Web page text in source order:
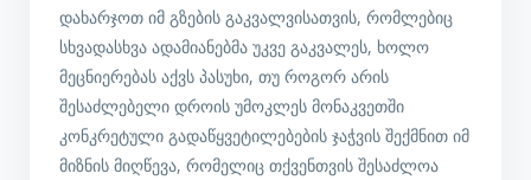
დახარჯოთ იმ გზების გაკვალვისათვის, რომლებიც
სხვადასხვა ადამიანებმა უკვე გაკვალეს, ხოლო
მეცნიერებას აქვს პასუხი, თუ როგორ არის
შესაძლებელი დროის უმოკლეს მონაკვეთში
კონკრეტული გადაწყვეტილებების ჯაჭვის შექმნით იმ
მიზნის მიღწევა, რომელიც თქვენთვის შესაძლოა